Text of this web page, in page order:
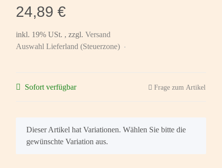
24,89 €
inkl. 19% USt. , zzgl. Versand
Auswahl Lieferland (Steuerzone)
Sofort verfügbar Frage zum Artikel
x
Dieser Artikel hat Variationen. Wählen Sie bitte die
gewünschte Variation aus.